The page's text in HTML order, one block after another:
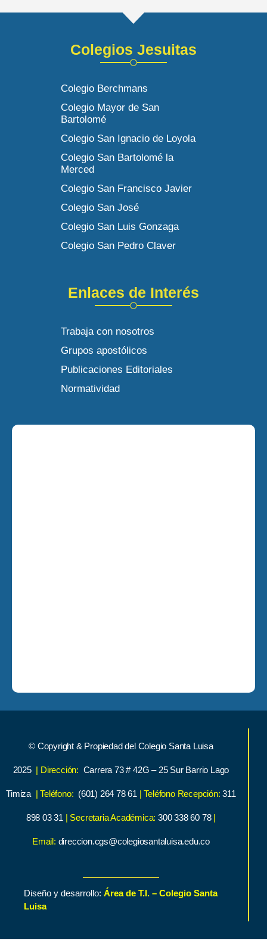
Colegios Jesuitas
Colegio Berchmans
Colegio Mayor de San
Bartolomé
Colegio San Ignacio de Loyola
Colegio San Bartolomé la
Merced
Colegio San Francisco Javier
Colegio San José
Colegio San Luis Gonzaga
Colegio San Pedro Claver
Enlaces de Interés
Trabaja con nosotros
Grupos apostólicos
Publicaciones Editoriales
Normatividad
© Copyright & Propiedad del Colegio Santa Luisa
2025 | Dirección: Carrera 73 # 42G – 25 Sur Barrio Lago
Timiza | Teléfono: (601) 264 78 61 | Teléfono Recepción: 311
898 03 31 | Secretaria Académica:300 338 60 78 |
Email: direccion.cgs@colegiosantaluisa.edu.co
Diseño y desarrollo: Área de T.I. – Colegio Santa
Luisa